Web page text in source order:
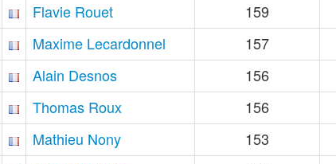
Flavie Rouet
159
Maxime Lecardonnel
157
Alain Desnos
156
Thomas Roux
156
Mathieu Nony
153